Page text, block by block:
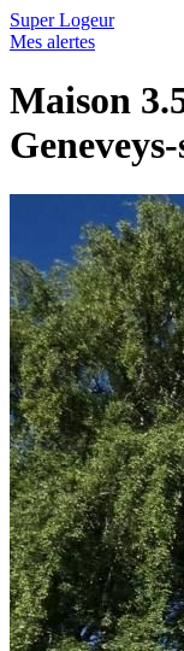
Super Logeur
Mes alertes
Maison